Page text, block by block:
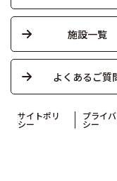
施設一覧
よくあるご質
サイトポリ
シー
プライ
シー